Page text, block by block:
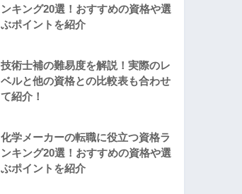
ンキング20選！おすすめの資格や選
ぶポイントを紹介
技術士補の難易度を解説！実際のレ
ベルと他の資格との比較表も合わせ
て紹介！
化学メーカーの転職に役立つ資格ラ
ンキング20選！おすすめの資格や選
ぶポイントを紹介